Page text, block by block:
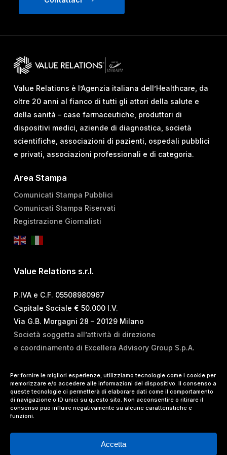
Per fornire le migliori esperienze, utilizziamo tecnologie come i cookie per
memorizzare e/o accedere alle informazioni del dispositivo. Il consenso a
queste tecnologie ci permetterà di elaborare dati come il comportamento
di navigazione o ID unici su questo sito. Non acconsentire o ritirare il
consenso può influire negativamente su alcune caratteristiche e
funzioni.
Accetta
Value Relations è l’Agenzia italiana dell’Healthcare, da
oltre 20 anni al fianco di tutti gli attori della salute e
della sanità – case farmaceutiche, produttori di
dispositivi medici, aziende di diagnostica, società
scientifiche, associazioni di pazienti, ospedali pubblici
e privati, associazioni professionali e di categoria.
Area Stampa
Comunicati Stampa Pubblici
Comunicati Stampa Riservati
Registrazione Giornalisti
Value Relations s.r.l.
P.IVA e C.F. 05508980967
Capitale Sociale € 50.000 I.V.
Via G.B. Morgagni 28 – 20129 Milano
Società soggetta all’attività di direzione
e coordinamento di Excellera Advisory Group S.p.A.
T. +39 02 84 99 02 01
E.info@vrelations.it
Termini d’uso|Privacy Policy|Cookie Policy|